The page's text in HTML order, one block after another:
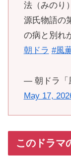
法（みのり
源氏物語の
の病と別れ
朝ドラ #風
— 朝ドラ「
May 17,
このドラマ